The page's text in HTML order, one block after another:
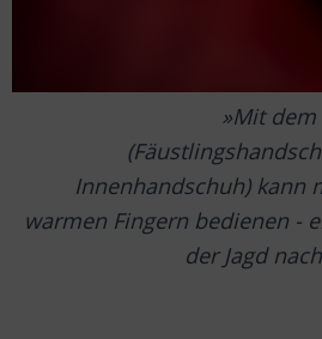
Mit dem
Innenhandschuh) kann
warmen Fingern bedienen -
der Jagd